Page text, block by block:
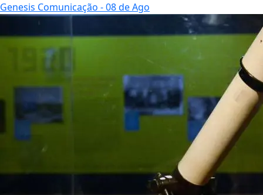
Genesis Comunicação - 08 de Ago